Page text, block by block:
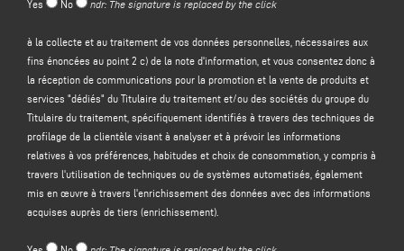
l'attente raisonnable que vous vous attendiez à ce que vos données
personnelles soient traitées par le responsable du traitement afin de
répondre à votre demande de contact ;
envoyer des communications promotionnelles concernant les
services et les produits du responsable du traitement
et/ou des
sociétés du
groupe
du responsable du traitement et/ou des événements organisés par
eux ou vous contacter à des fins d'étude de marché par téléphone avec un
opérateur ou par des méthodes de contact automatisées (par exemple,
campagnes de courrier électronique automatisées, SMS, contact
téléphonique automatisé, messagerie instantanée, etc ;
traitement et/ou des sociétés du Groupe du Titulaire du traitement
Yes No ndr: The signature is replaced by the click
à la collecte et au traitement de vos données personnelles, nécessaires aux
fins énoncées au point 2 c) de la note d'information, et vous consentez donc à
la réception de communications pour la promotion et la vente de produits et
services "dédiés" du Titulaire du traitement et/ou des sociétés du groupe du
Titulaire du traitement, spécifiquement identifiés à travers des techniques de
profilage de la clientèle visant à analyser et à prévoir les informations
relatives à vos préférences, habitudes et choix de consommation, y compris à
travers l'utilisation de techniques ou de systèmes automatisés, également
mis en œuvre à travers l'enrichissement des données avec des informations
acquises auprès de tiers (enrichissement).